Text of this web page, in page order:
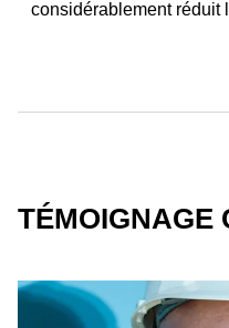
considérablement réduit
TÉMOIGNAGE